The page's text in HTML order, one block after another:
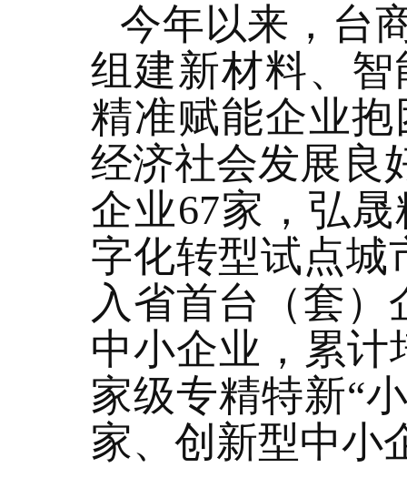
今年以来，台
组建新材料、
精准赋能企业
经济社会发展良
企业67家，弘
字化转型试点城
入省首台（套
中小企业，累计
家级专精特新“
家、创新型中小